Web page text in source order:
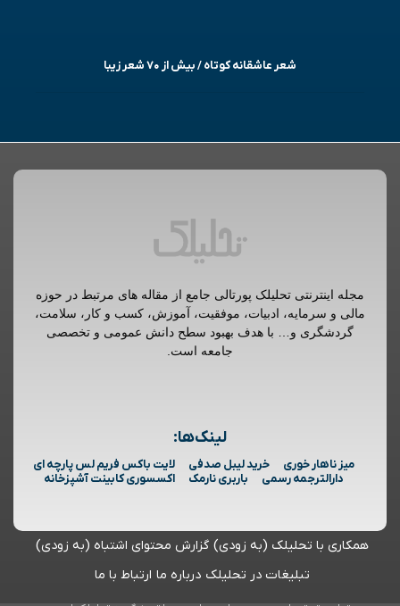
شعر عاشقانه کوتاه / بیش از ۷۰ شعر زیبا
مجله اینترنتی تحلیلک پورتالی جامع از مقاله های مرتبط در حوزه
مالی و سرمایه، ادبیات، موفقیت، آموزش، کسب و کار، سلامت،
گردشگری و… با هدف بهبود سطح دانش عمومی و تخصصی
جامعه است.
لینک‌ها:
میز ناهار خوری خرید لیبل صدفی
لایت باکس فریم لس پارچه ای
دارالترجمه رسمی
باربری نارمک اکسسوری کابینت آشپزخانه
همکاری با تحلیلک (به زودی) گزارش محتوای اشتباه (به زودی)
تبلیغات در تحلیلک درباره ما ارتباط با ما